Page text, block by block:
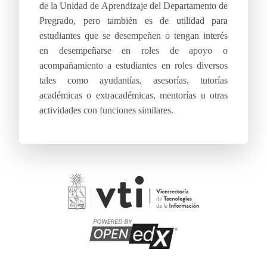
de la Unidad de Aprendizaje del Departamento de
Pregrado, pero también es de utilidad para
estudiantes que se desempeñen o tengan interés
en desempeñarse en roles de apoyo o
acompañamiento a estudiantes en roles diversos
tales como ayudantías, asesorías, tutorías
académicas o extracadémicas, mentorías u otras
actividades con funciones similares.